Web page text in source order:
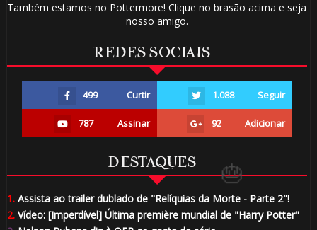
Também estamos no Pottermore! Clique no brasão acima e seja
nosso amigo.
REDES SOCIAIS
499 Curtir 1.088 Seguir
787 Assinar 92 Adicionar
DESTAQUES
1.Assista ao trailer dublado de "Relíquias da Morte - Parte 2"!
2.Vídeo: [Imperdível] Última première mundial de "Harry Potter"
⚡
1️⃣ 8️⃣
🎂